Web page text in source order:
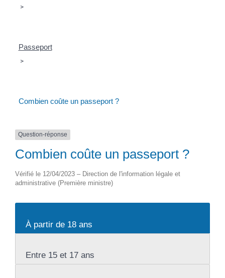
>
Passeport
>
Combien coûte un passeport ?
Question-réponse
Combien coûte un passeport ?
Vérifié le 12/04/2023 – Direction de l'information légale et
administrative (Première ministre)
À partir de 18 ans
Entre 15 et 17 ans